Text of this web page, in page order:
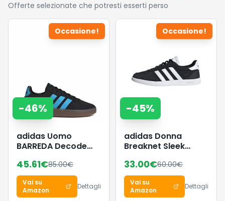
Offerte selezionate che potresti esserti perso
Occasione!
-46%
adidas Uomo
BARREDA Decode
Black/Lucid
Aquamarine/GUM5,
38 EU
45.61€85.00€
Vai su
Amazon
Dettagli
Occasione!
-45%
adidas Donna
Breaknet Sleek
Black/Ftwr
White/Core Black,
38 EU
33.00€60.00€
Vai su
Amazon
Dettagli